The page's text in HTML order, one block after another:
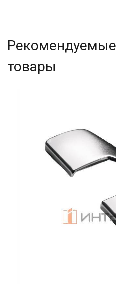
Рекомендуемые
товары